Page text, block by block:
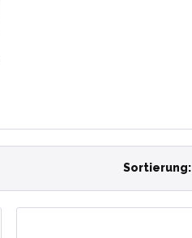
Sortierung: